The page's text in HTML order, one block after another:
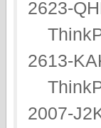
2623-
2613-
2007-